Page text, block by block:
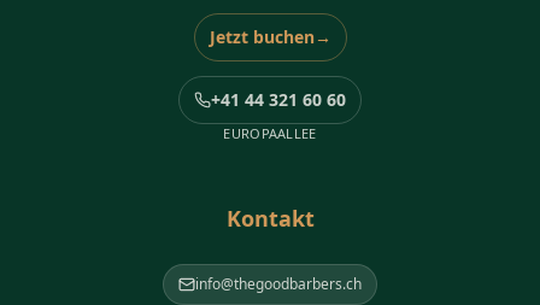
Jetzt buchen→
+41 44 321 60 60
EUROPAALLEE
Kontakt
info@thegoodbarbers.ch